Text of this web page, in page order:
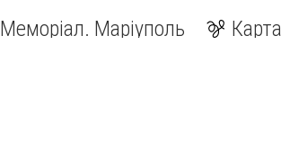
Меморіал. Маріуполь